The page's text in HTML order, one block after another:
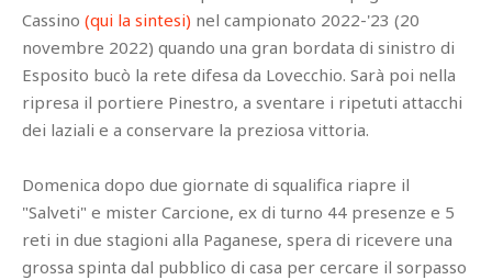
Cassino (qui la sintesi) nel campionato 2022-'23 (20
novembre 2022) quando una gran bordata di sinistro di
Esposito bucò la rete difesa da Lovecchio. Sarà poi nella
ripresa il portiere Pinestro, a sventare i ripetuti attacchi
dei laziali e a conservare la preziosa vittoria.
Domenica dopo due giornate di squalifica riapre il
"Salveti" e mister Carcione, ex di turno 44 presenze e 5
reti in due stagioni alla Paganese, spera di ricevere una
grossa spinta dal pubblico di casa per cercare il sorpasso